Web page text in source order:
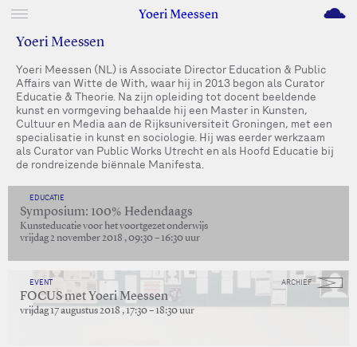
Yoeri Meessen M
Yoeri Meessen
Yoeri Meessen (NL) is Associate Director Education & Public
Affairs van Witte de With, waar hij in 2013 begon als Curator
Educatie & Theorie. Na zijn opleiding tot docent beeldende
kunst en vormgeving behaalde hij een Master in Kunsten,
Cultuur en Media aan de Rijksuniversiteit Groningen, met een
specialisatie in kunst en sociologie. Hij was eerder werkzaam
als Curator van Public Works Utrecht en als Hoofd Educatie bij
de rondreizende biënnale Manifesta.
EDUCATIE
Symposium: 100% Hedendaags
Kunsteducatie voor het voortgezet onderwijs
vrijdag 2 november 2018 , 09:30 – 16:30 uur
ARCHIEF
EVENT
FOCUS met Yoeri Meessen
vrijdag 17 augustus 2018 , 17:30 – 18:30 uur